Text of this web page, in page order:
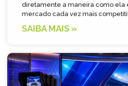
diretamente a maneira como ela
mercado cada vez mais
SAIBA MAIS »